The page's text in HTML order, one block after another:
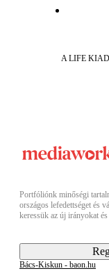
A LIFE
Portfóliónk minőségi
országos lefedettséget és
keressük az új irányokat
Bács-Kiskun - baon.hu